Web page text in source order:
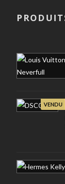
VENDU